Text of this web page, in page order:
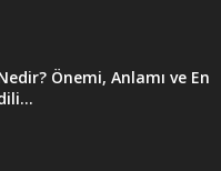
Önemi, Anlamı ve En